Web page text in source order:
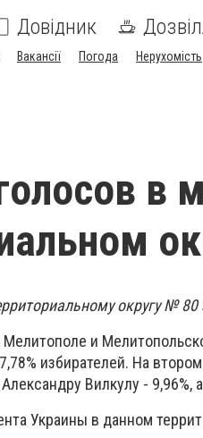
Довідник
Вакансії Погода Нерухомість
в
округу №
Мелитополе и
избирателей. На
Вилкулу - 9,96%,
Украины в данном